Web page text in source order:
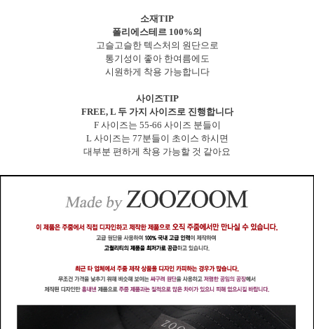
소재TIP
폴리에스테르 100%의
고슬고슬한 텍스처의 원단으로
통기성이 좋아 한여름에도
시원하게 착용 가능합니다
사이즈TIP
FREE, L 두 가지 사이즈로 진행합니다
F 사이즈는 55-66 사이즈 분들이
L 사이즈는 77분들이 초이스 하시면
대부분 편하게 착용 가능할 것 같아요